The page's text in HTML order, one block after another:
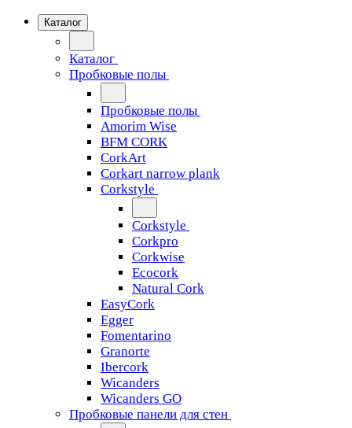
Каталог
Каталог
Пробковые полы
Пробковые полы
Amorim Wise
BFM CORK
CorkArt
Corkart narrow plank
Corkstyle
Corkstyle
Corkpro
Corkwise
Ecocork
Natural Cork
EasyCork
Egger
Fomentarino
Granorte
Ibercork
Wicanders
Wicanders GO
Пробковые панели для стен